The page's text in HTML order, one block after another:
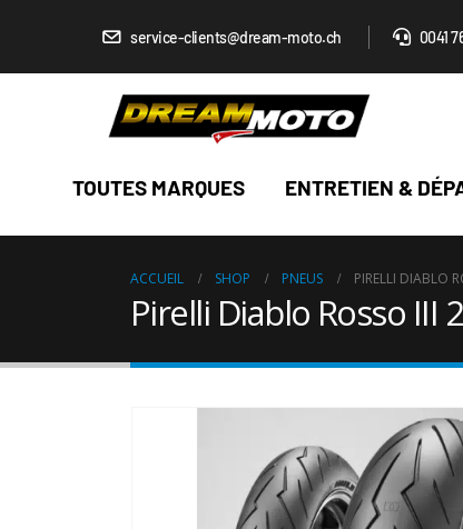
service-clients@dream-moto.ch 0041
TOUTES MARQUES ENTRETIEN &
ACCUEIL SHOP PNEUS PIRELLI DIABLO
Pirelli Diablo Rosso III